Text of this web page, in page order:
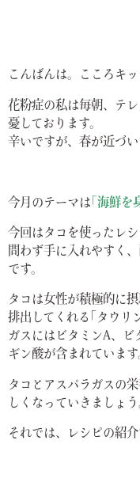
こんばんは。こころキ
花粉症の私は毎朝、テ
憂しております。
辛いですが、春が近づい
今月のテーマは｢海鮮を
今回はタコを使ったレ
問わず手に入れやすく
です。
タコは女性が積極的に
排出してくれる｢タウリ
ガスにはビタミンA、ビ
ギン酸が含まれています
タコとアスパラガスの
しくなっていきましょう
それでは、レシピの紹介